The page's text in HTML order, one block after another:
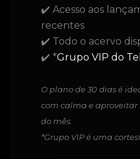
✔️ Acesso aos
recentes
✔️ Todo o acervo
✔️ *Grupo VIP do
O plano de 30 dias é
com calma e aproveitar
do mês.
*Grupo VIP é uma